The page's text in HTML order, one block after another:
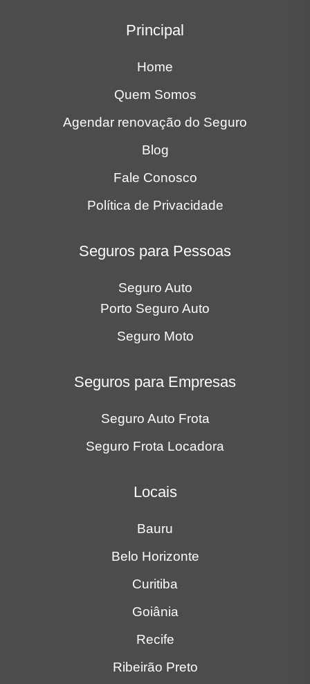
Principal
Home
Quem Somos
Agendar renovação do Seguro
Blog
Fale Conosco
Política de Privacidade
Seguros para Pessoas
Seguro Auto
Porto Seguro Auto
Seguro Moto
Seguros para Empresas
Seguro Auto Frota
Seguro Frota Locadora
Locais
Bauru
Belo Horizonte
Curitiba
Goiânia
Recife
Ribeirão Preto